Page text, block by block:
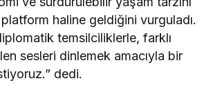
haline geldiğini vurguladı.
temsilciliklerle, farklı
sesleri dinlemek amacıyla bir
dedi.